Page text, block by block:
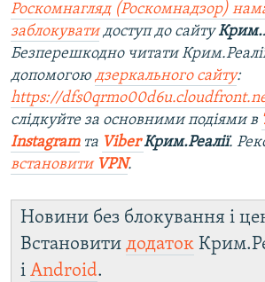
Роскомнагляд (Роскомнадзор)
заблокуватидоступ до сайту
Безперешкодно читати
допомогою дзеркального сайту:
https://
слідкуйте за основними подіями в
Instagramта ViberКрим.Реалії. Ре
встановити VPN.
Новини без блокування і
Встановити додаток
і Android.